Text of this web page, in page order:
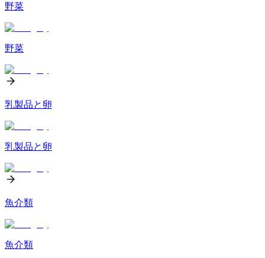
野菜
野菜
乳製品と卵
乳製品と卵
魚介類
魚介類